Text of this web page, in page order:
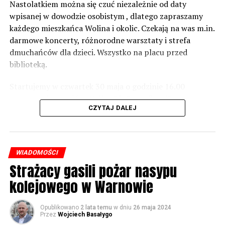
zabezpieczeń. Dopóki nie będzie tych przekroczonych
norm dopuszczalnego hałasu, no to nie możemy nic
zrobić. Tam są odpowiednie normy – 61 i 56 decybeli –
zaznacza.
Foto: Wojciech Basałygo
Nastolatkiem można się czuć niezależnie od daty
wpisanej w dowodzie osobistym , dlatego zapraszamy
każdego mieszkańca Wolina i okolic. Czekają na was m.in.
darmowe koncerty, różnorodne warsztaty i strefa
dmuchańców dla dzieci. Wszystko na placu przed
biblioteką.
występami zespołów „Yellow” i „Specyficzni”.
CZYTAJ DALEJ
WIADOMOŚCI
Strażacy gasili pożar nasypu
kolejowego w Warnowie
Opublikowano 2 lata temu w dniu 26 maja 2024
Przez Wojciech Basałygo